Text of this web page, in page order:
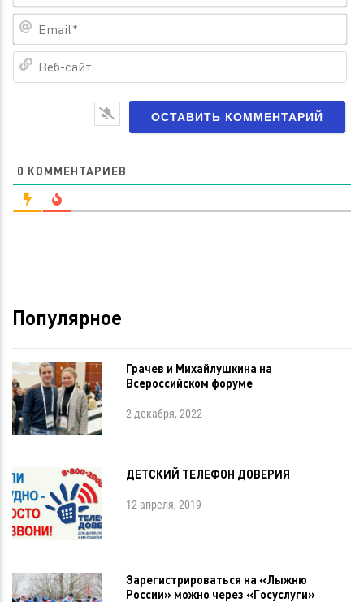
0 КОММЕНТАРИЕВ
Популярное
Грачев и Михайлушкина на
Всероссийском форуме
2 декабря, 2022
ДЕТСКИЙ ТЕЛЕФОН ДОВЕРИЯ
12 апреля, 2019
Зарегистрироваться на «Лыжню
России» можно через «Госуслуги»